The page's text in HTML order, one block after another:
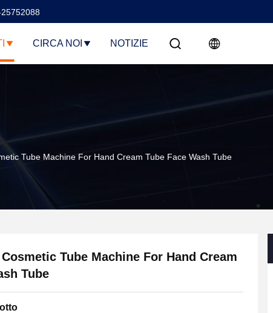
CIRCA NOI NOTIZIE
Tube Machine For Hand Cream Tube Face Wash Tube
Tube Machine For Hand Cream
Tube